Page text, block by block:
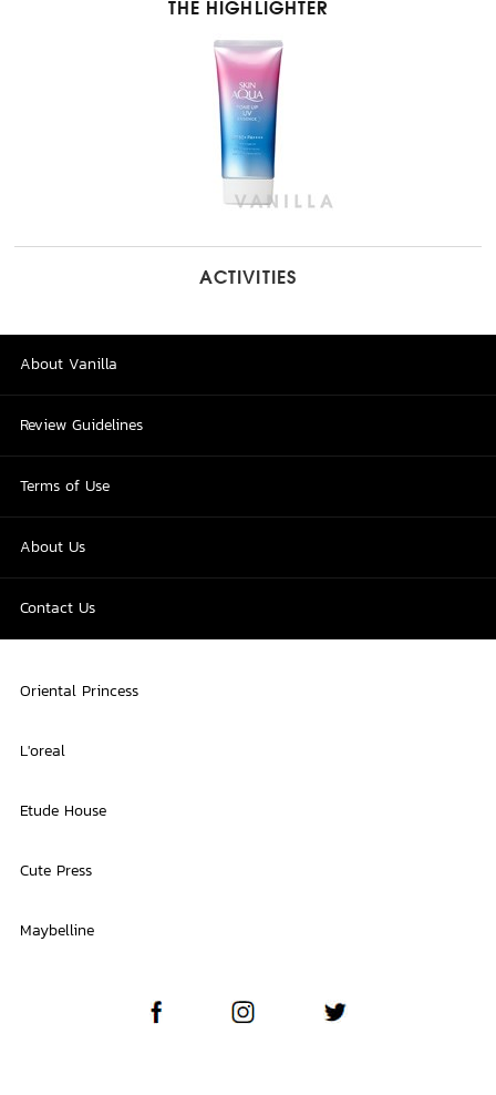
THE HIGHLIGHTER
ACTIVITIES
About Vanilla
Review Guidelines
Terms of Use
About Us
Contact Us
Oriental Princess
L'oreal
Etude House
Cute Press
Maybelline